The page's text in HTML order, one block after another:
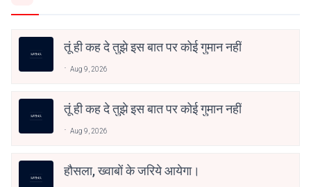
तूं ही कह दे तुझे इस बात पर कोई गुमान नहीं
Aug 9, 2026
तूं ही कह दे तुझे इस बात पर कोई गुमान नहीं
Aug 9, 2026
हौसला, ख्वाबों के जरिये आयेगा।